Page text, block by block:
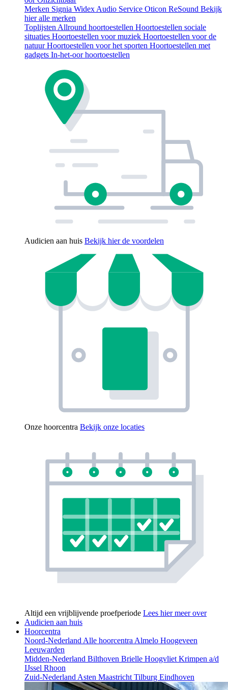
Merken Signia WidexAudio Service Oticon ReSound Bekijk
hier alle merken
ToplijstenAllround hoortoestellen Hoortoestellen sociale
situaties Hoortoestellen voor muziek Hoortoestellen voor de
natuurHoortoestellen voor het sporten Hoortoestellen met
gadgets In-het-oor hoortoestellen
Audicien aan huis Bekijk hier de voordelen
Onze hoorcentra Bekijk onze locaties
Altijd een vrijblijvende proefperiode Lees hier meer over
Audicien aan huis
Hoorcentra
Noord-NederlandAlle hoorcentraAlmelo Hoogeveen
Leeuwarden
Midden-Nederland Bilthoven Brielle HoogvlietKrimpen a/d
IJssel Rhoon
Zuid-NederlandAsten MaastrichtTilburg Eindhoven